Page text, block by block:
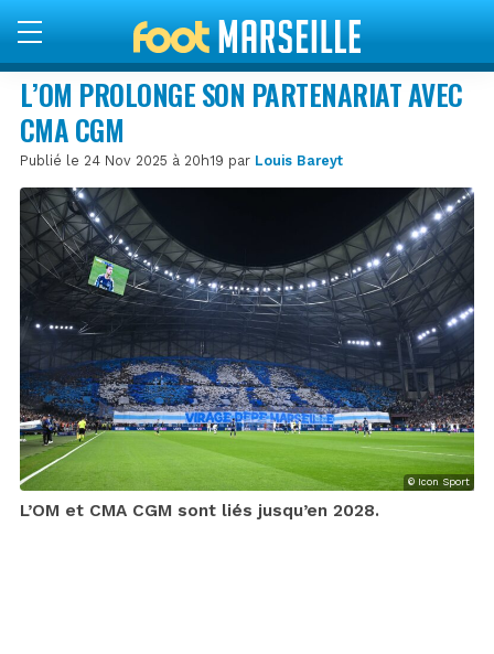
L’OM PROLONGE SON PARTENARIAT AVEC
CMA CGM
Publié le 24 Nov 2025 à 20h19 par Louis Bareyt
© Icon Sport
L’OM et CMA CGM sont liés jusqu’en 2028.